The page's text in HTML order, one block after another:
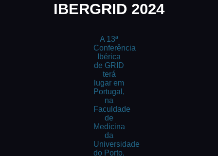
IBERGRID 2024
A 13ª
Conferência
Ibérica
de GRID
terá
lugar em
Portugal,
na
Faculdade
de
Medicina
da
Universidade
do Porto,